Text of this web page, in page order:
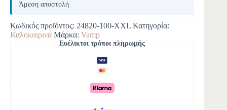
e
r
n
a
t
i
v
e
:
Άμεση αποστολή
Κωδικός προϊόντος: 24820-100-XXL Κατηγορία:
Καλοκαιρινά Μάρκα: Vamp
Ευέλικτοι τρόποι πληρωμής